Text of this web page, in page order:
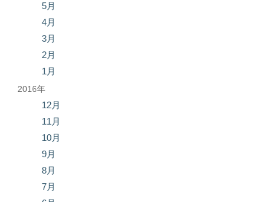
5月
4月
3月
2月
1月
2016年
12月
11月
10月
9月
8月
7月